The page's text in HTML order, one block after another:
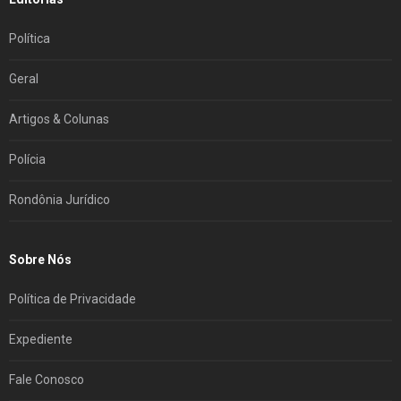
Política
Geral
Artigos & Colunas
Polícia
Rondônia Jurídico
Sobre Nós
Política de Privacidade
Expediente
Fale Conosco